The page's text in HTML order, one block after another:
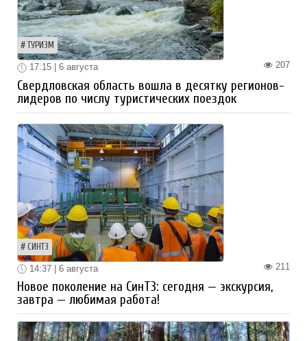
ТУРИЗМ
207
17:15 | 6 августа
Свердловская область вошла в десятку регионов-
лидеров по числу туристических поездок
СИНТЗ
211
14:37 | 6 августа
Новое поколение на СинТЗ: сегодня — экскурсия,
завтра — любимая работа!